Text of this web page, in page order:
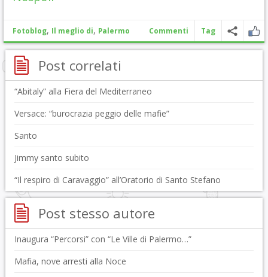
Fotoblog, Il meglio di, Palermo Commenti Tag
Post correlati
“Abitaly” alla Fiera del Mediterraneo
Versace: “burocrazia peggio delle mafie”
Santo
Jimmy santo subito
“Il respiro di Caravaggio” all’Oratorio di Santo Stefano
Post stesso autore
Inaugura “Percorsi” con “Le Ville di Palermo…”
Mafia, nove arresti alla Noce